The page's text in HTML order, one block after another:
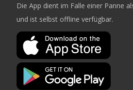
Die App dient im Falle einer Panne
und ist selbst offline verfügbar.